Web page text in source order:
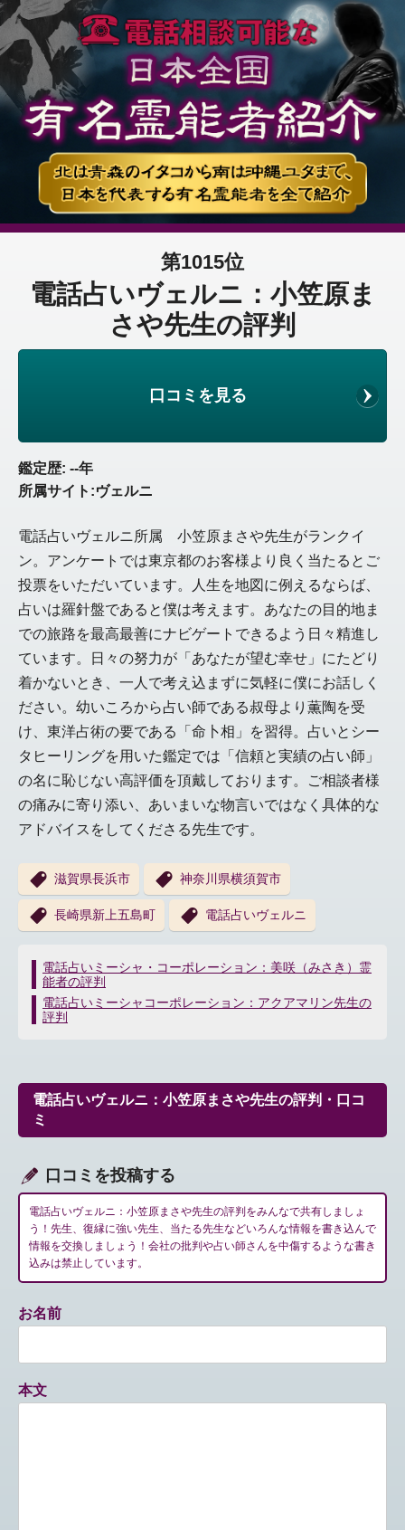
第1015位
電話占いヴェルニ：小笠原ま
さや先生の評判
口コミを見る
鑑定歴: --年
所属サイト:ヴェルニ
電話占いヴェルニ所属 小笠原まさや先生がランクイ
ン。アンケートでは東京都のお客様より良く当たるとご
投票をいただいています。人生を地図に例えるならば、
占いは羅針盤であると僕は考えます。あなたの目的地ま
での旅路を最高最善にナビゲートできるよう日々精進し
ています。日々の努力が「あなたが望む幸せ」にたどり
着かないとき、一人で考え込まずに気軽に僕にお話しく
ださい。幼いころから占い師である叔母より薫陶を受
け、東洋占術の要である「命卜相」を習得。占いとシー
タヒーリングを用いた鑑定では「信頼と実績の占い師」
の名に恥じない高評価を頂戴しております。ご相談者様
の痛みに寄り添い、あいまいな物言いではなく具体的な
アドバイスをしてくださる先生です。
滋賀県長浜市 神奈川県横須賀市
長崎県新上五島町 電話占いヴェルニ
投
稿
ナ
ビ
シ
ョ
ン
電話占いミーシャ・コーポレーション：美咲（みさき）霊
能者の評判
電話占いミーシャコーポレーション：アクアマリン先生の
評判
電話占いヴェルニ：小笠原まさや先生の評判・口コ
ミ
口コミを投稿する
電話占いヴェルニ：小笠原まさや先生の評判をみんなで共有しましょ
う！先生、復縁に強い先生、当たる先生などいろんな情報を書き込んで
情報を交換しましょう！会社の批判や占い師さんを中傷するような書き
込みは禁止しています。
お名前
本文